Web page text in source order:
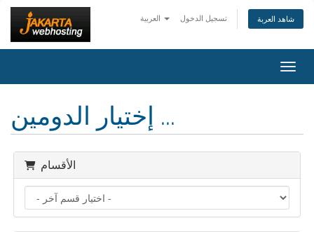
تسجيل الدخول شاهد العربة
إختيار الدومين ...
الأقسام